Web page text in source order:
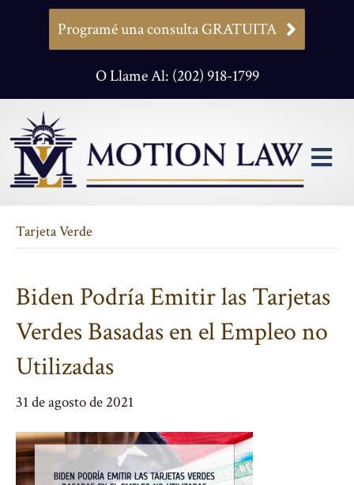
Programé una consulta GRATUITA
O Llame Al: (202) 918-1799
Tarjeta Verde
Biden Podría Emitir las Tarjetas
Verdes Basadas en el Empleo no
Utilizadas
31 de agosto de 2021